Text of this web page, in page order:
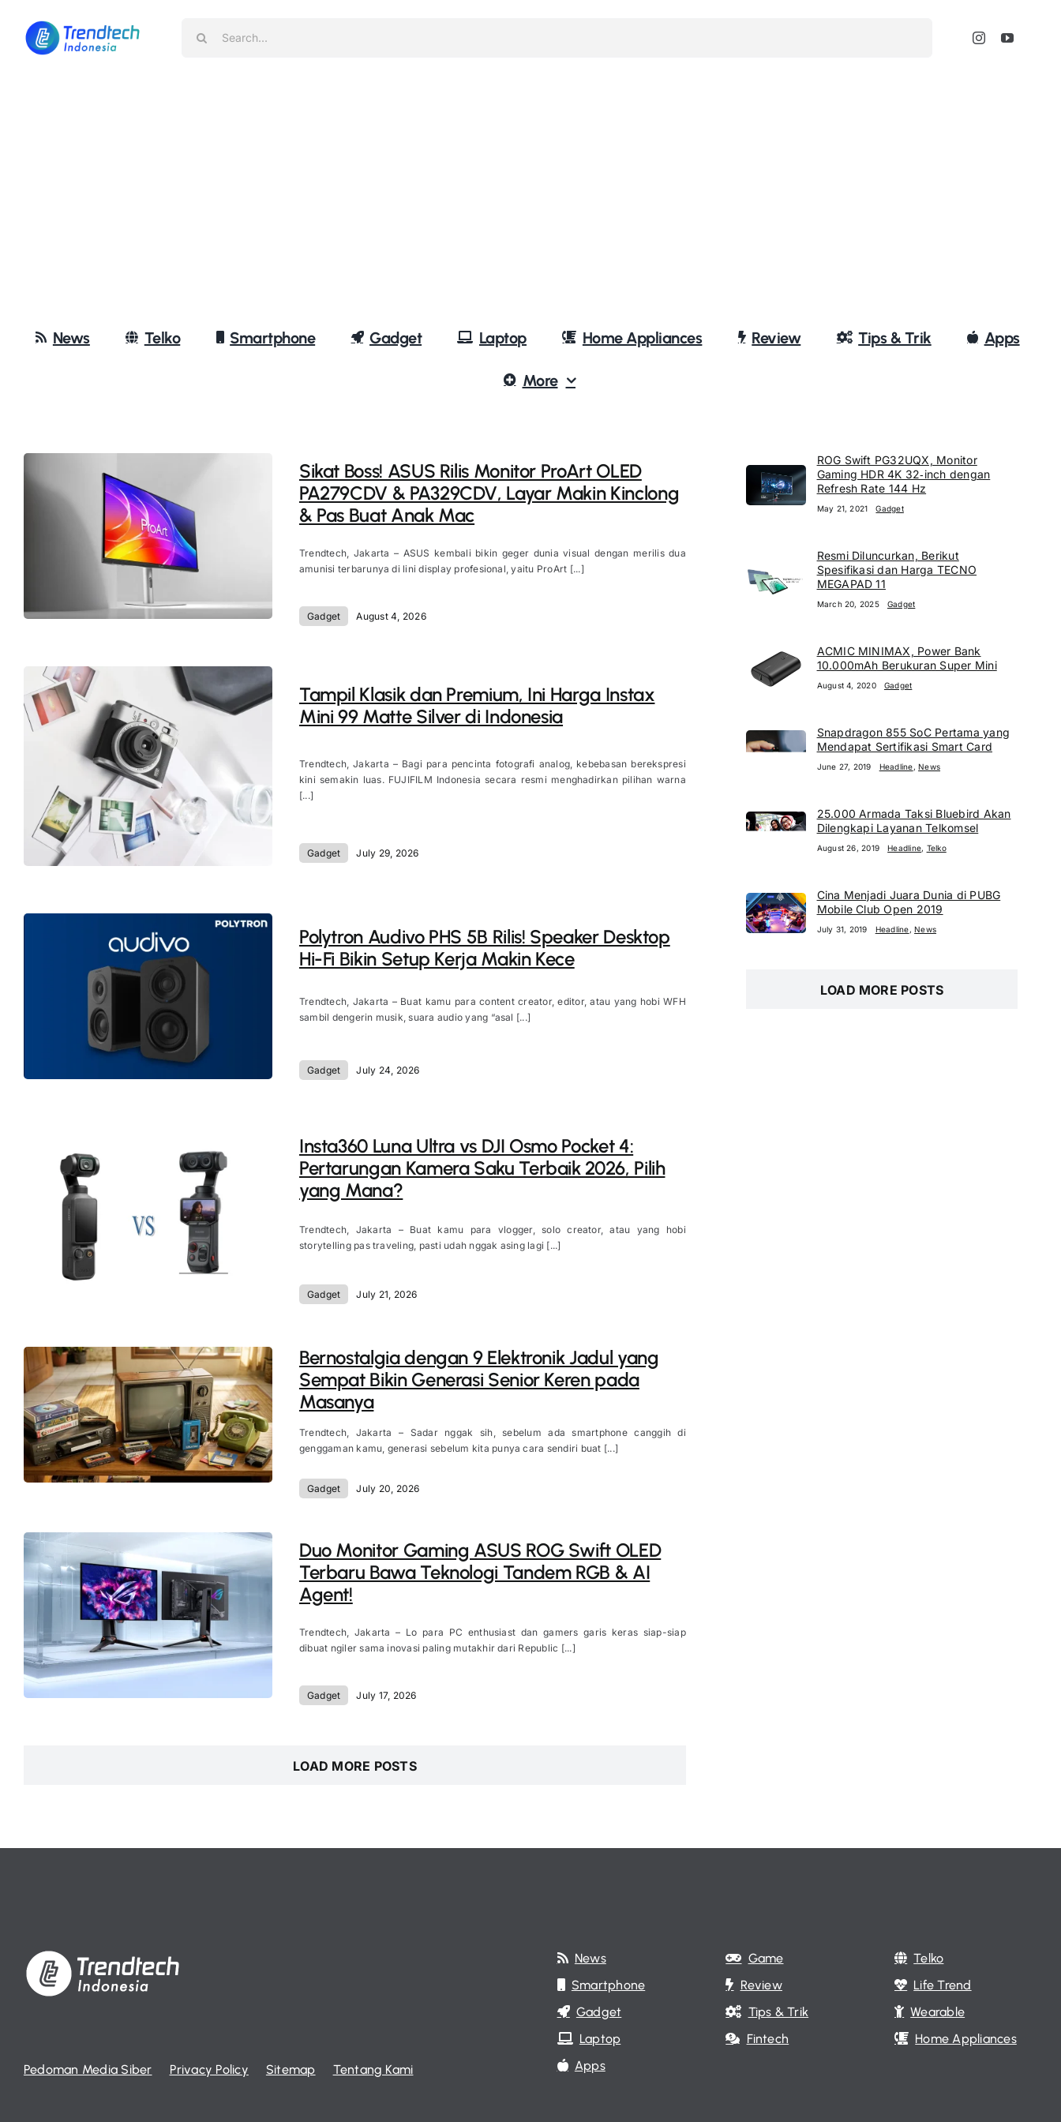
content
News Telko Smartphone Gadget Laptop Home Appliances Review Tips & Trik Apps
More
Sikat Boss! ASUS Rilis Monitor ProArt OLED
PA279CDV & PA329CDV, Layar Makin Kinclong
& Pas Buat Anak Mac
Trendtech, Jakarta – ASUS kembali bikin geger dunia visual dengan merilis dua
amunisi terbarunya di lini display profesional, yaitu ProArt [...]
Gadget August 4, 2026
Tampil Klasik dan Premium, Ini Harga Instax
Mini 99 Matte Silver di Indonesia
Trendtech, Jakarta – Bagi para pencinta fotografi analog, kebebasan berekspresi
kini semakin luas. FUJIFILM Indonesia secara resmi menghadirkan pilihan warna
[...]
Gadget July 29, 2026
Polytron Audivo PHS 5B Rilis! Speaker Desktop
Hi-Fi Bikin Setup Kerja Makin Kece
Trendtech, Jakarta – Buat kamu para content creator, editor, atau yang hobi WFH
sambil dengerin musik, suara audio yang “asal [...]
Gadget July 24, 2026
Insta360 Luna Ultra vs DJI Osmo Pocket 4:
Pertarungan Kamera Saku Terbaik 2026, Pilih
yang Mana?
Trendtech, Jakarta – Buat kamu para vlogger, solo creator, atau yang hobi
storytelling pas traveling, pasti udah nggak asing lagi [...]
Gadget July 21, 2026
Bernostalgia dengan 9 Elektronik Jadul yang
Sempat Bikin Generasi Senior Keren pada
Masanya
Trendtech, Jakarta – Sadar nggak sih, sebelum ada smartphone canggih di
genggaman kamu, generasi sebelum kita punya cara sendiri buat [...]
Gadget July 20, 2026
Duo Monitor Gaming ASUS ROG Swift OLED
Terbaru Bawa Teknologi Tandem RGB & AI
Agent!
Trendtech, Jakarta – Lo para PC enthusiast dan gamers garis keras siap-siap
dibuat ngiler sama inovasi paling mutakhir dari Republic [...]
Gadget July 17, 2026
LOAD MORE POSTS
ROG Swift PG32UQX, Monitor
Gaming HDR 4K 32‑inch dengan
Refresh Rate 144 Hz
May 21, 2021 Gadget
Resmi Diluncurkan, Berikut
Spesifikasi dan Harga TECNO
MEGAPAD 11
March 20, 2025 Gadget
ACMIC MINIMAX, Power Bank
10.000mAh Berukuran Super Mini
August 4, 2020 Gadget
Snapdragon 855 SoC Pertama yang
Mendapat Sertifikasi Smart Card
June 27, 2019 Headline,News
25.000 Armada Taksi Bluebird Akan
Dilengkapi Layanan Telkomsel
August 26, 2019 Headline, Telko
Cina Menjadi Juara Dunia di PUBG
Mobile Club Open 2019
July 31, 2019 Headline,News
LOAD MORE POSTS
Pedoman Media Siber Privacy Policy Sitemap Tentang Kami
News
Smartphone
Gadget
Laptop
Apps
Game
Review
Tips & Trik
Fintech
Telko
Life Trend
Wearable
Home Appliances